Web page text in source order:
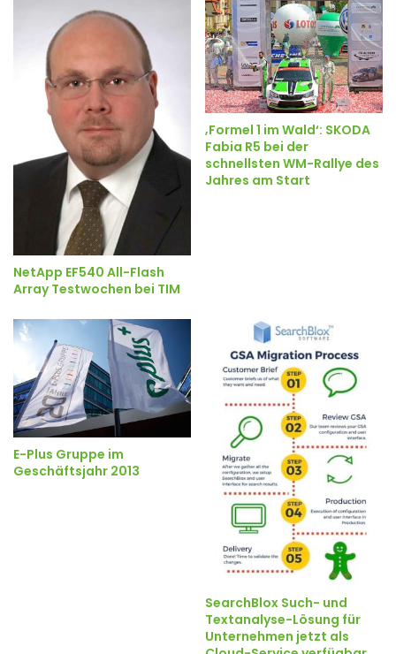
NetApp EF540 All-Flash
Array Testwochen bei TIM
‚Formel 1 im Wald‘: SKODA
Fabia R5 bei der
schnellsten WM-Rallye des
Jahres am Start
E-Plus Gruppe im
Geschäftsjahr 2013
SearchBlox Such- und
Textanalyse-Lösung für
Unternehmen jetzt als